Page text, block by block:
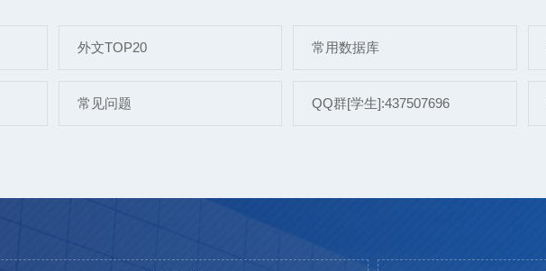
外文TOP20 常用数据库
常见问题 QQ群[学生]:437507696